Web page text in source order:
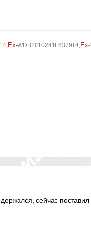
, Ex-WDB2010241F637914, Ex-
сейчас